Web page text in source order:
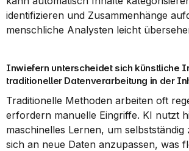
identifizieren und Zusammenhänge
menschliche Analysten leicht
Inwiefern unterscheidet sich künstliche
traditioneller Datenverarbeitung in der
Traditionelle Methoden arbeiten oft
erfordern manuelle Eingriffe. KI nutzt
maschinelles Lernen, um
sich an neue Daten anzupassen, was